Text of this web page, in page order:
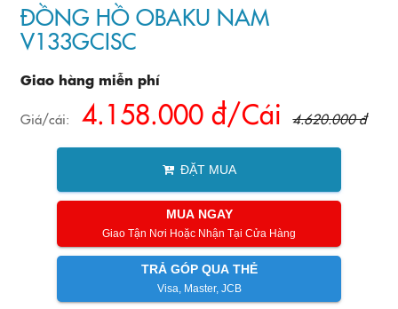
ĐỒNG HỒ OBAKU NAM
V133GCISC
Giao hàng miễn phí
Giá/cái: 4.158.000 đ/Cái 4.620.000 đ
ĐẶT MUA
MUA NGAY
Giao Tận Nơi Hoặc Nhận Tại Cửa Hàng
TRẢ GÓP QUA THẺ
Visa, Master, JCB